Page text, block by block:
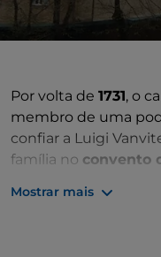
Por volta de 1731, o
membro de uma
confiar a Luigi
família no convento
Mostrar mais